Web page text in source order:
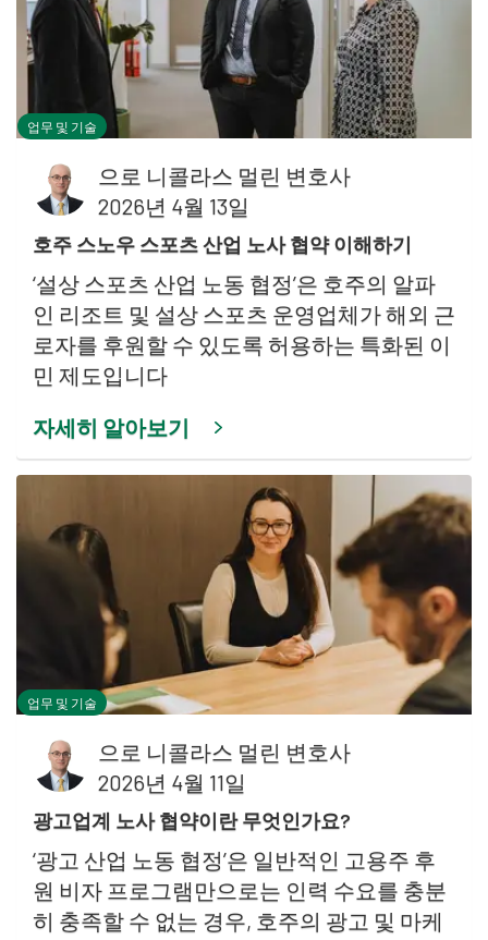
업무 및 기술
으로 니콜라스 멀린 변호사
2026년 4월 13일
호주 스노우 스포츠 산업 노사 협약 이해하기
‘설상 스포츠 산업 노동 협정’은 호주의 알파
인 리조트 및 설상 스포츠 운영업체가 해외 근
로자를 후원할 수 있도록 허용하는 특화된 이
민 제도입니다
자세히 알아보기
업무 및 기술
으로 니콜라스 멀린 변호사
2026년 4월 11일
광고업계 노사 협약이란 무엇인가요?
‘광고 산업 노동 협정’은 일반적인 고용주 후
원 비자 프로그램만으로는 인력 수요를 충분
히 충족할 수 없는 경우, 호주의 광고 및 마케